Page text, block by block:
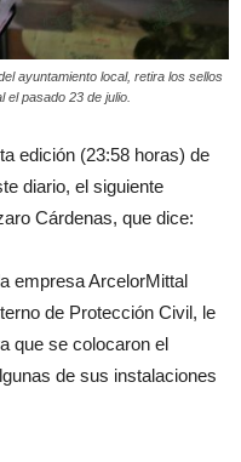
ayuntamiento local, retira los sellos
pasado 23 de julio.
edición (23:58 horas) de
diario, el siguiente
Cárdenas, que dice:
empresa ArcelorMittal
de Protección Civil, le
que se colocaron el
de sus instalaciones